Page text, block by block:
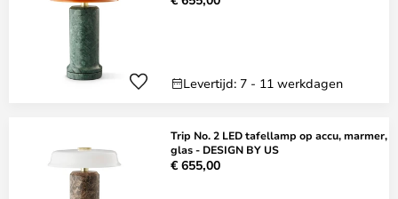
Levertijd: 7 - 11 werkdagen
Trip No. 2 LED tafellamp op accu, marmer,
glas - DESIGN BY US
€ 655,00